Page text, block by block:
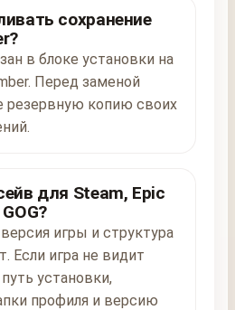
сохранение
в блоке установки на
Перед заменой
резервную копию своих
для Steam, Epic
игры и структура
Если игра не видит
установки,
профиля и версию